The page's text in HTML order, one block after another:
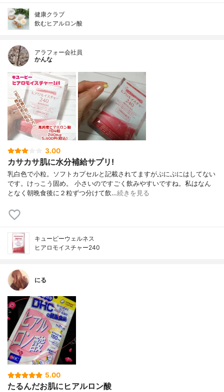
健康クラブ
飲むヒアルロン酸
アラフォー会社員
かんな
3.00
カサカサ肌に水分補給サプリ!
乳白色で小粒。ソフトカプセルと記載されてますがぷにぷにはしてない
です。けっこう固め。 小さいのですごく飲みやすいですね。私はなん
となく朝晩食後に２粒ずつ分けて飲…続きを見る
キューピーウェルネス
ヒアロモイスチャー240
にる
5.00
たるんだお肌にヒアルロン酸